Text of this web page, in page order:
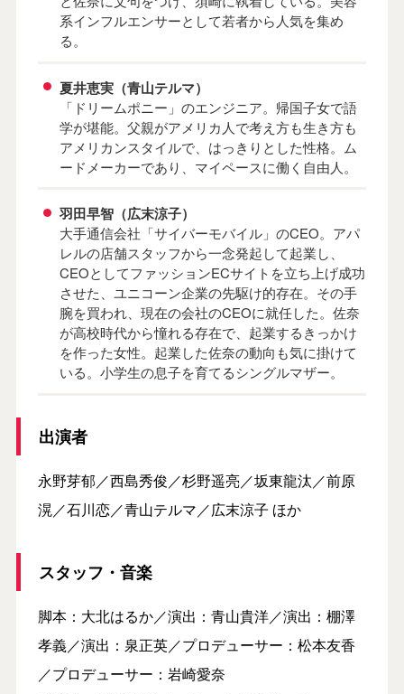
系インフルエンサーとして若者から人気を集め
る。
夏井恵実（青山テルマ）
「ドリームポニー」のエンジニア。帰国子女で語
学が堪能。父親がアメリカ人で考え方も生き方も
アメリカンスタイルで、はっきりとした性格。ム
ードメーカーであり、マイペースに働く自由人。
羽田早智（広末涼子）
大手通信会社「サイバーモバイル」のCEO。アパ
レルの店舗スタッフから一念発起して起業し、
CEOとしてファッションECサイトを立ち上げ成功
させた、ユニコーン企業の先駆け的存在。その手
腕を買われ、現在の会社のCEOに就任した。佐奈
が高校時代から憧れる存在で、起業するきっかけ
を作った女性。起業した佐奈の動向も気に掛けて
いる。小学生の息子を育てるシングルマザー。
出演者
永野芽郁／西島秀俊／杉野遥亮／坂東龍汰／前原
滉／石川恋／青山テルマ／広末涼子 ほか
スタッフ・音楽
脚本：大北はるか／演出：青山貴洋／演出：棚澤
孝義／演出：泉正英／プロデューサー：松本友香
／プロデューサー：岩崎愛奈